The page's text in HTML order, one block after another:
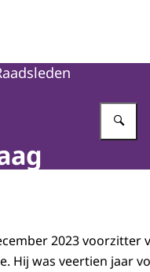
Sportraad
2023
Hij was veertien jaar